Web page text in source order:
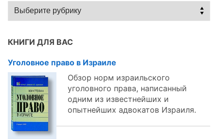
Статьи
по
КНИГИ ДЛЯ ВАС
Уголовное право в Израиле
Обзор норм израильского
уголовного права, написанный
одним из известнейших и
опытнейших адвокатов Израиля.